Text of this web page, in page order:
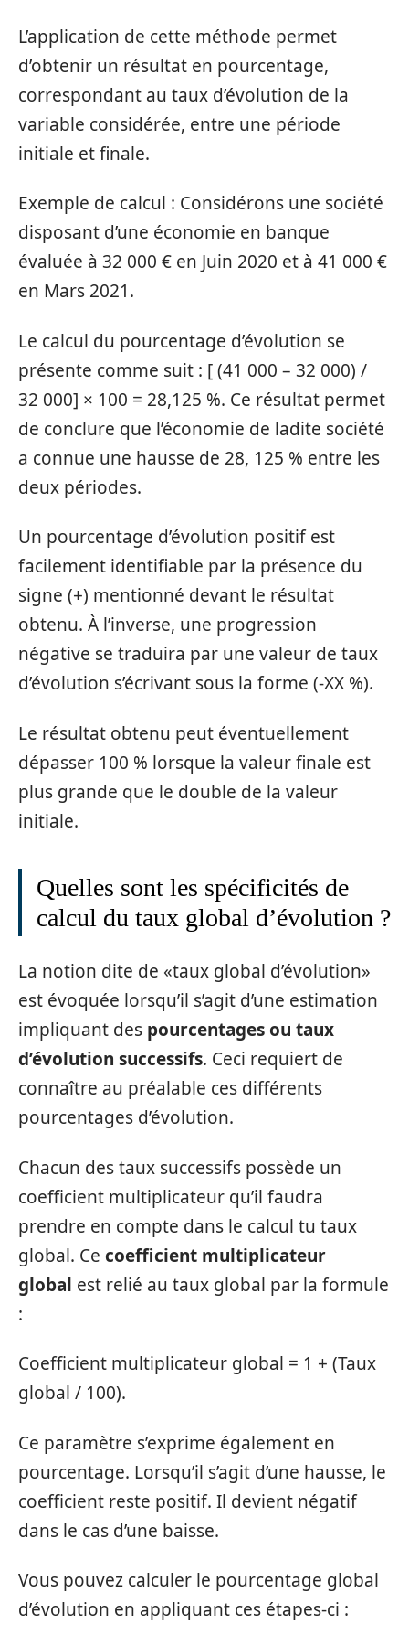
L’application de cette méthode permet
d’obtenir un résultat en pourcentage,
correspondant au taux d’évolution de la
variable considérée, entre une période
initiale et finale.
Exemple de calcul : Considérons une société
disposant d’une économie en banque
évaluée à 32 000 € en Juin 2020 et à 41 000 €
en Mars 2021.
Le calcul du pourcentage d’évolution se
présente comme suit : [ (41 000 – 32 000) /
32 000] × 100 = 28,125 %. Ce résultat permet
de conclure que l’économie de ladite société
a connue une hausse de 28, 125 % entre les
deux périodes.
Un pourcentage d’évolution positif est
facilement identifiable par la présence du
signe (+) mentionné devant le résultat
obtenu. À l’inverse, une progression
négative se traduira par une valeur de taux
d’évolution s’écrivant sous la forme (-XX %).
Le résultat obtenu peut éventuellement
dépasser 100 % lorsque la valeur finale est
plus grande que le double de la valeur
initiale.
Quelles sont les spécificités de
calcul du taux global d’évolution ?
La notion dite de «taux global d’évolution»
est évoquée lorsqu’il s’agit d’une estimation
impliquant des pourcentages ou taux
d’évolution successifs. Ceci requiert de
connaître au préalable ces différents
pourcentages d’évolution.
Chacun des taux successifs possède un
coefficient multiplicateur qu’il faudra
prendre en compte dans le calcul tu taux
global. Ce coefficient multiplicateur
global est relié au taux global par la formule
:
Coefficient multiplicateur global = 1 + (Taux
global / 100).
Ce paramètre s’exprime également en
pourcentage. Lorsqu’il s’agit d’une hausse, le
coefficient reste positif. Il devient négatif
dans le cas d’une baisse.
Vous pouvez calculer le pourcentage global
d’évolution en appliquant ces étapes-ci :